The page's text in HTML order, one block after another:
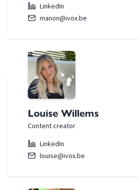
LinkedIn
manon@ivox.be
Louise Willems
Content creator
LinkedIn
louise@ivox.be